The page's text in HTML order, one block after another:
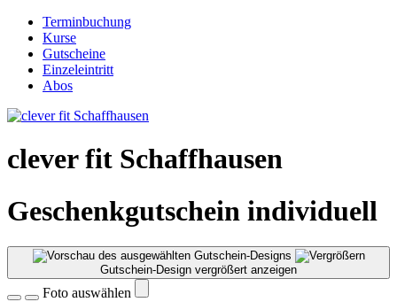
Terminbuchung
Kurse
Gutscheine
Einzeleintritt
Abos
clever fit Schaffhausen
Geschenkgutschein individuell
Gutschein-Design vergrößert anzeigen
Foto auswählen